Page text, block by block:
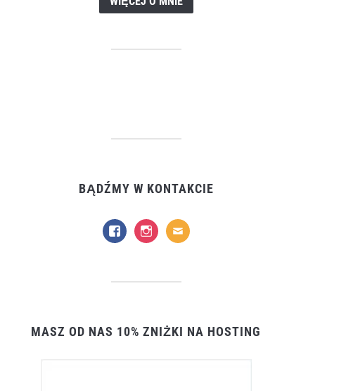
BĄDŹMY W KONTAKCIE
facebookinstagram
mail
MASZ OD NAS 10% ZNIŻKI NA HOSTING